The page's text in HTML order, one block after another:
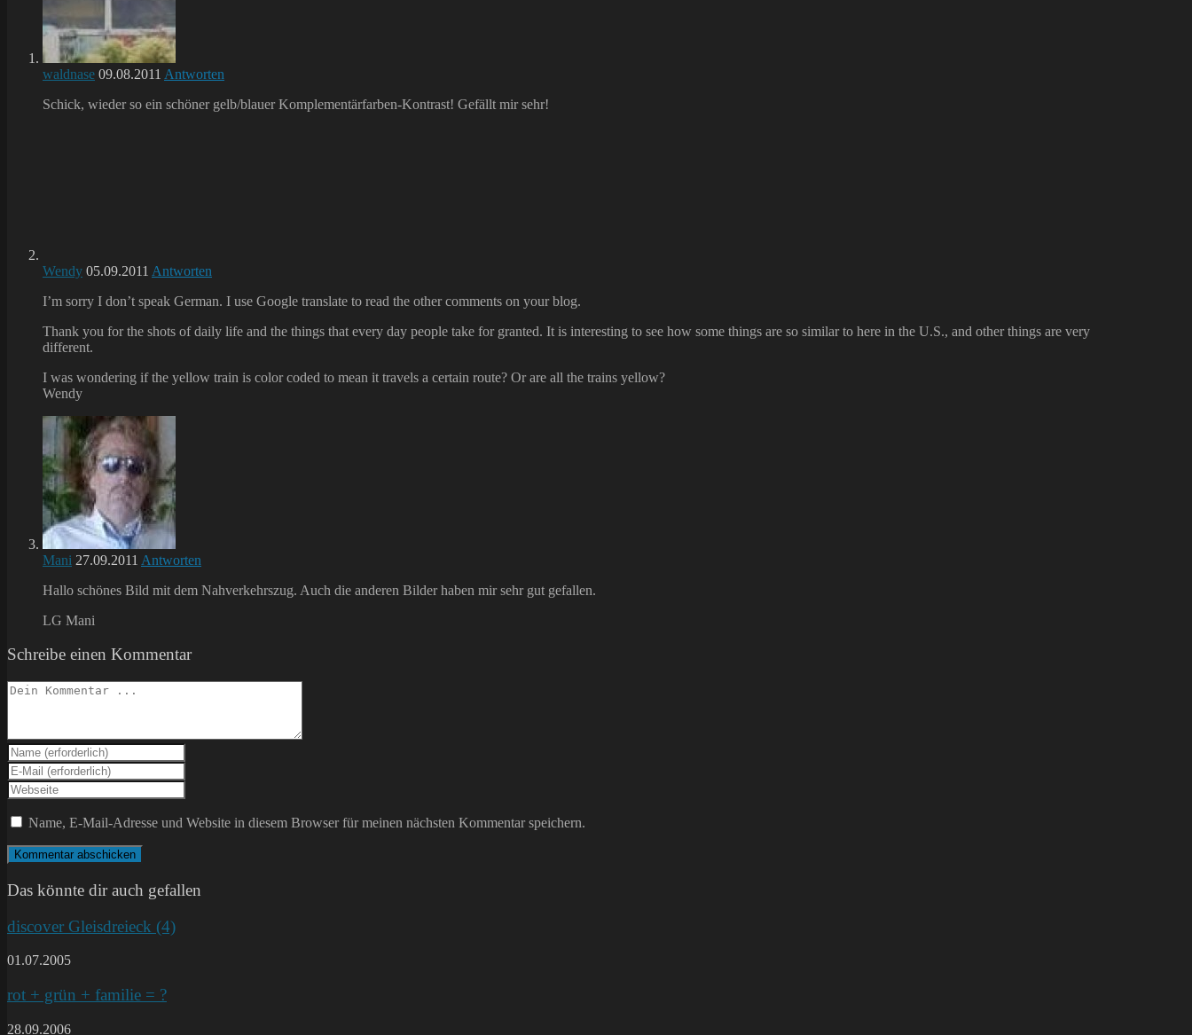
waldnase 09.08.2011 Antworten
Schick, wieder so ein schöner gelb/blauer Komplementärfarben-Kontrast! Gefällt mir sehr!
Wendy 05.09.2011 Antworten
I’m sorry I don’t speak German. I use Google translate to read the other comments on your blog.
Thank you for the shots of daily life and the things that every day people take for granted. It is interesting to see how some things are so similar to here in the U.S., and other things are very
different.
I was wondering if the yellow train is color coded to mean it travels a certain route? Or are all the trains yellow?
Wendy
Mani 27.09.2011 Antworten
Hallo schönes Bild mit dem Nahverkehrszug. Auch die anderen Bilder haben mir sehr gut gefallen.
LG Mani
Schreibe einen Kommentar
Kommentieren
Gib
deinen
Namen
oder
Benutzernamen
zum
Kommentieren
ein
Gib
deine
E-
Mail-
Adresse
zum
Kommentieren
Gib
deine
Website-
ein
(optional)
Name, E-Mail-Adresse und Website in diesem Browser für meinen nächsten Kommentar speichern.
Das könnte dir auch gefallen
discover Gleisdreieck (4)
01.07.2005
rot + grün + familie = ?
28.09.2006